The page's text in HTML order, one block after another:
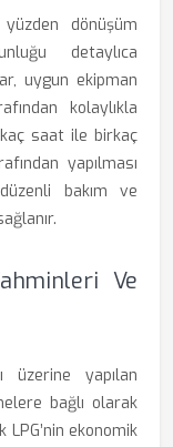
dönüşüm
detaylıca
uygun ekipman
kolaylıkla
saat ile birkaç
yapılması
bakım ve
Ve
yapılan
bağlı olarak
ekonomik